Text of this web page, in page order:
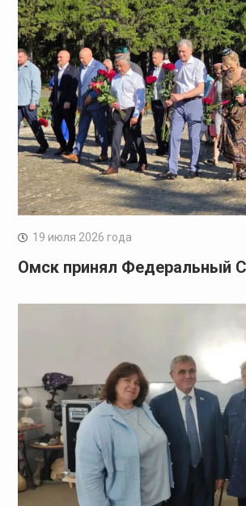
19 июля 2026 года
Омск принял Федеральный